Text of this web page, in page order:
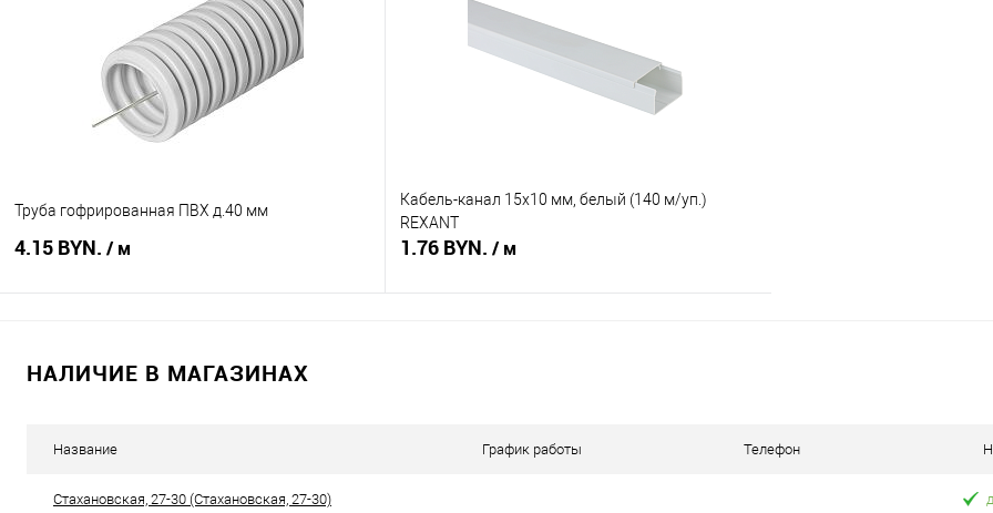
Сравнение
В наличии
Купить в 1 клик
В избранное
В наличии
Труба гофрированная ПВХ д.40 мм
4.15 BYN. / м
Кабель-канал 15х10 мм, белый (140 м/уп.)
REXANT
1.76 BYN. / м
НАЛИЧИЕ В МАГАЗИНАХ
Название График работы Телефон
Стахановская, 27-30 (Стахановская, 27-30)